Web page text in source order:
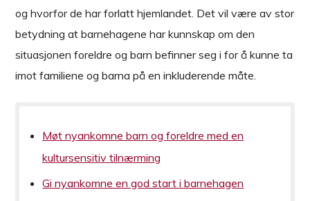
og hvorfor de har forlatt hjemlandet. Det vil være av stor
betydning at barnehagene har kunnskap om den
situasjonen foreldre og barn befinner seg i for å kunne ta
imot familiene og barna på en inkluderende måte.
Møt nyankomne barn og foreldre med en
kultursensitiv tilnærming
Gi nyankomne en god start i barnehagen